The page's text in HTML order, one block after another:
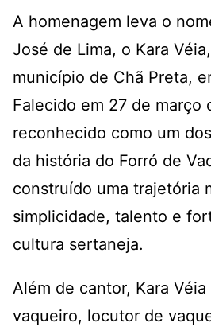
A homenagem leva o
José de Lima, o Kara
município de Chã Preta,
Falecido em 27 de março
reconhecido como um
da história do Forró de
construído uma trajetória
simplicidade, talento e
cultura sertaneja.
Além de cantor, Kara
vaqueiro, locutor de